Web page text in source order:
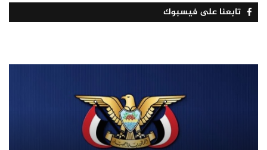
تابعنا على فيسبوك